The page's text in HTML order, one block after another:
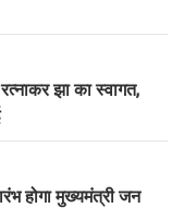
झा का स्वागत,
होगा मुख्यमंत्री जन